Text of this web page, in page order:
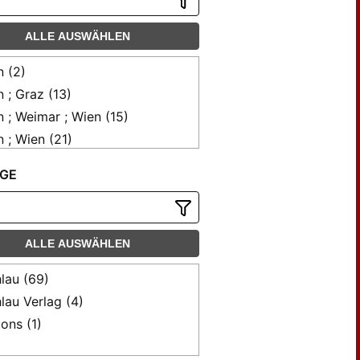
ALLE AUSWÄHLEN
(2)
; Graz (13)
; Weimar ; Wien (15)
; Wien (21)
Weimar; Wien (6)
; Köln (2)
(2)
(2)
ALLE AUSWÄHLEN
(69)
Verlag (4)
(1)